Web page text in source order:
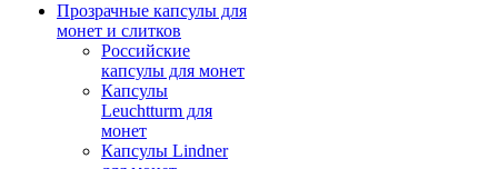
Прозрачные капсулы для
монет и слитков
Российские
капсулы для монет
Капсулы
Leuchtturm для
монет
Капсулы Lindner